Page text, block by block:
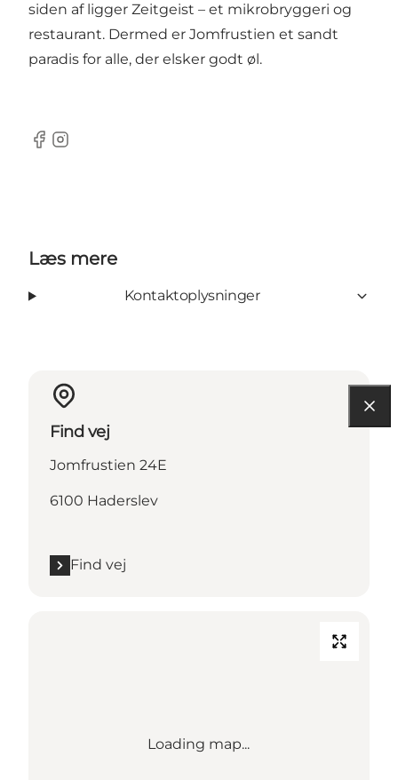
siden af ligger Zeitgeist – et mikrobryggeri og
restaurant. Dermed er Jomfrustien et sandt
paradis for alle, der elsker godt øl.
Facebook
Instagram
Læs mere
Kontaktoplysninger
Find vej
Jomfrustien 24E
6100 Haderslev
Find vej
Loading map...